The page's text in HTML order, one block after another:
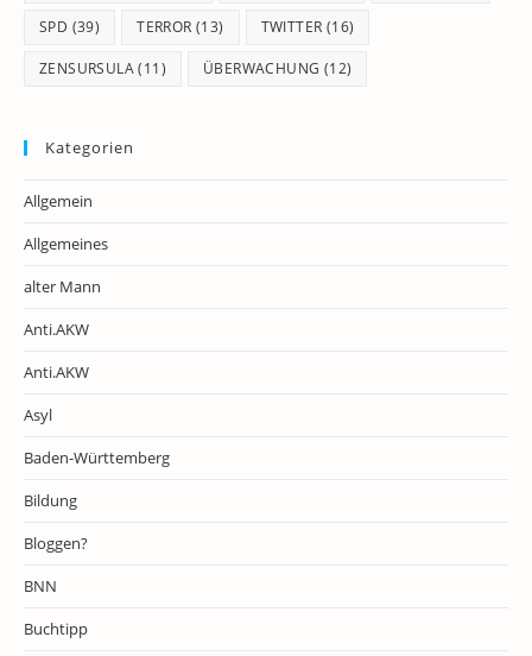
SPD (39) TERROR (13) TWITTER (16)
ZENSURSULA(11) ÜBERWACHUNG (12)
Kategorien
Allgemein
Allgemeines
alter Mann
Anti.AKW
Anti.AKW
Asyl
Baden-Württemberg
Bildung
Bloggen?
BNN
Buchtipp